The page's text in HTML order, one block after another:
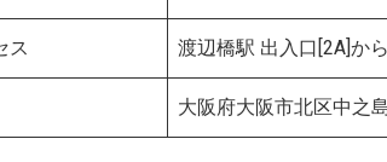
ス 渡辺橋駅 出入口[2A]か
大阪府大阪市北区中之